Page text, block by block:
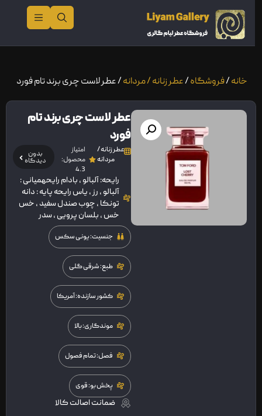
خانه/فروشگاه/عطر زنانه / مردانه/ عطر لاست چری برند تام فورد
عطر لاست چری برند تام
فورد
عطر زنانه /
مردانه
امتیاز
محصول:
4.3
بدون
دیدگاه
رایحه: آلبالو , بادام رایحهمیانی :
آلبالو , رز , یاس رایحه پایه : دانه
تونکا , چوب صندل سفید , خس
خس , بلسان پرویی , سدر
جنسیت: یونی سکس
طبع: شرقی گلی
کشور سازنده: آمریکا
موندگاری: بالا
فصل: تمام فصول
پخش بو: قوی
ضمانت اصالت کالا